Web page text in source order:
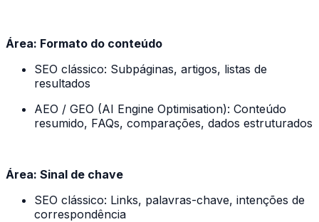
Área: Formato do conteúdo
SEO clássico: Subpáginas, artigos, listas de
resultados
AEO / GEO (AI Engine Optimisation): Conteúdo
resumido, FAQs, comparações, dados estruturados
Área: Sinal de chave
SEO clássico: Links, palavras-chave, intenções de
correspondência